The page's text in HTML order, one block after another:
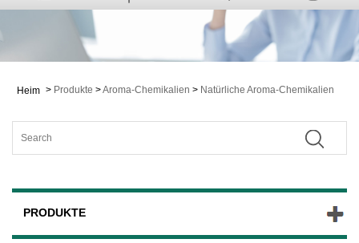
Heim > Produkte >Aroma-Chemikalien > Natürliche Aroma-Chemikalien
PRODUKTE